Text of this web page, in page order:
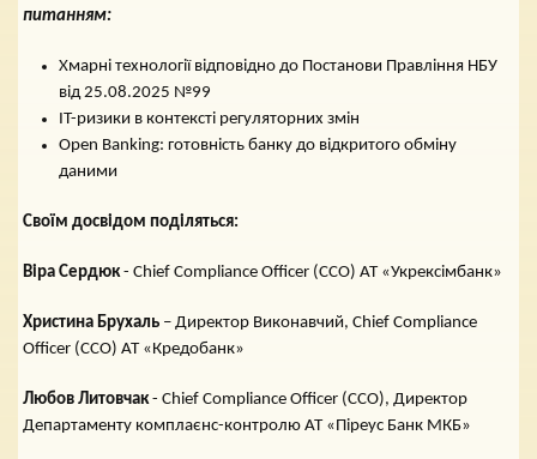
питанням:
Хмарні технології відповідно до Постанови Правління НБУ
від 25.08.2025 №99
IT-ризики в контексті регуляторних змін
Open Banking: готовність банку до відкритого обміну
даними
Своїм досвідом поділяться:
Віра Сердюк- Chief Compliance Officer (ССО) АТ «Укрексімбанк»
Христина Брухаль – Директор Виконавчий, Chief Compliance
Officer (ССО) АТ «Кредобанк»
Любов Литовчак- Chief Compliance Officer (ССО), Директор
Департаменту комплаєнс-контролю АТ «Піреус Банк МКБ»